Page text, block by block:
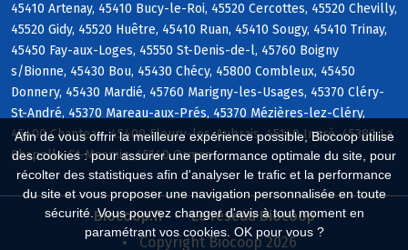
Afin de vous offrir la meilleure expérience possible, Biocoop utilise
des cookies : pour assurer une performance optimale du site, pour
récolter des statistiques afin d'analyser le trafic et la performance
du site et vous proposer une navigation personnalisée en toute
sécurité. Vous pouvez changer d'avis à tout moment en
paramétrant vos cookies. OK pour vous ?
45410 Artenay, 45410 Bucy-le-Roi, 45520 Cercottes, 45520 Chevilly,
45520 Gidy, 45520 Huêtre, 45410 Ruan, 45410 Sougy, 45410 Trinay,
45450 Fay-aux-Loges, 45550 St-Denis-de-l, 45760 Boigny
s/Bionne, 45430 Bou, 45430 Chécy, 45800 Combleux, 45450
Donnery, 45430 Mardié, 45760 Marigny-les-Usages, 45370 Cléry-
St-André, 45370 Mareau-aux-Prés, 45370 Mézières-lez-Cléry,
45400 Chanteau, 45400 Fleury-les-Aubrais, 45140 Ingré, 45380 La
Chapelle-St-Mesmin, 45140 Ormes
Biocoop.fr
Le réseau Biocoop
Copyright Biocoop 2026